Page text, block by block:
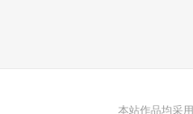
本站作品均采用